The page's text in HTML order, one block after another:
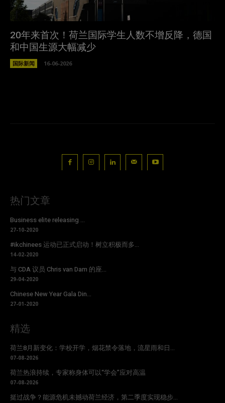
20年来首次！荷兰国际学生人数不增反降，德国
和中国生源大幅减少
国际新闻 16-06-2026
热门文章
Business elite releasing ...
27-10-2020
#ikchinees 运动已正式启动！树立积极而多...
14-02-2020
与 CDA 议员 Chris van Dam 的座...
29-04-2020
Chinese New Year Gala Din...
27-01-2020
精选
荷兰8月新变化：学校开学，烟花禁令落地，流星雨和日...
07-08-2026
荷兰热浪持续，专家称身体可以“学会”应对高温
07-08-2026
挺过战争？能源危机未撼动荷兰经济，第二季度实现稳步...